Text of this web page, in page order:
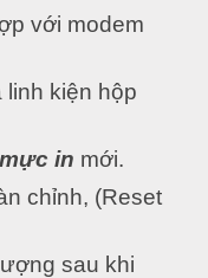
với modem
linh kiện hộp
in mới.
chỉnh, (Reset
sau khi